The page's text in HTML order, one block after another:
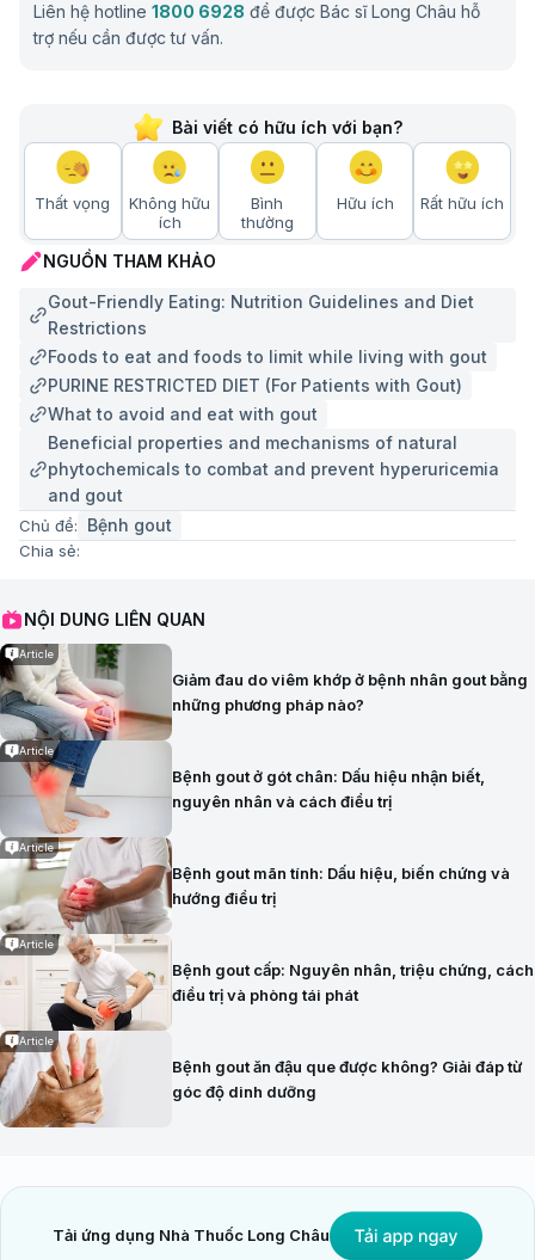
Liên hệ hotline 1800 6928 để được Bác sĩ Long Châu hỗ
trợ nếu cần được tư vấn.
Bài viết có hữu ích với bạn?
Thất vọng
Không hữu
ích
Bình
thường
Hữu ích Rất hữu ích
NGUỒN THAM KHẢO
Gout-Friendly Eating: Nutrition Guidelines and Diet
Restrictions
Foods to eat and foods to limit while living with gout
PURINE RESTRICTED DIET (For Patients with Gout)
What to avoid and eat with gout
Beneficial properties and mechanisms of natural
phytochemicals to combat and prevent hyperuricemia
and gout
Chủ đề: Bệnh gout
Chia sẻ:
NỘI DUNG LIÊN QUAN
Article
Giảm đau do viêm khớp ở bệnh nhân gout bằng
những phương pháp nào?
Article
Bệnh gout ở gót chân: Dấu hiệu nhận biết,
nguyên nhân và cách điều trị
Article
Bệnh gout mãn tính: Dấu hiệu, biến chứng và
hướng điều trị
Article
Bệnh gout cấp: Nguyên nhân, triệu chứng, cách
điều trị và phòng tái phát
Article
Bệnh gout ăn đậu que được không? Giải đáp từ
góc độ dinh dưỡng
Tải ứng dụng Nhà Thuốc Long Châu